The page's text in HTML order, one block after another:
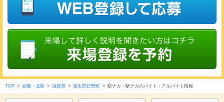
TOP > 近畿・北陸 > 滋賀県 > 蒲生郡日野町 > 駅チカ・駅ナカのバイト・アルバイト情報